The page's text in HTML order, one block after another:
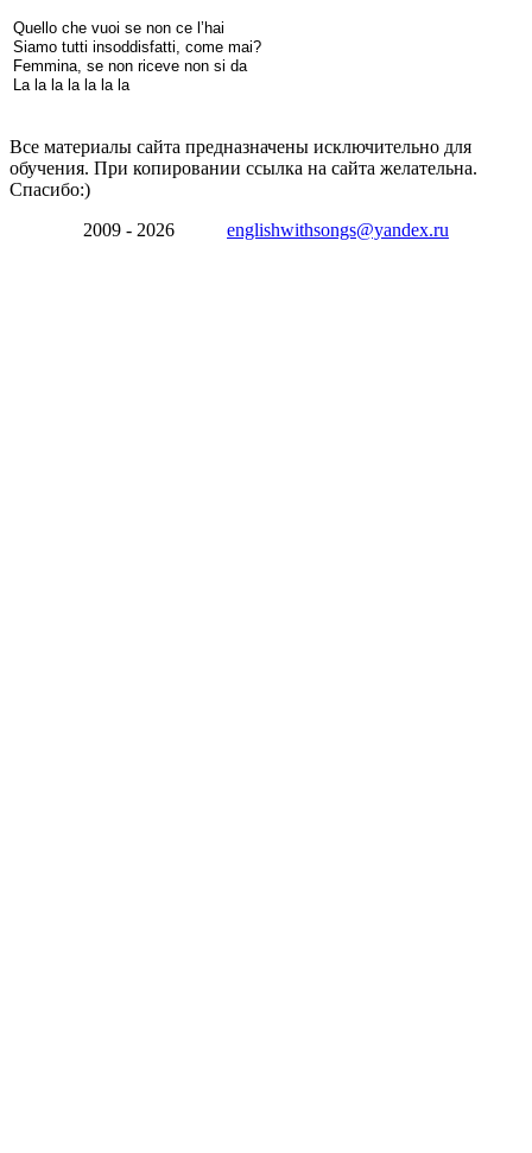
Quello che vuoi se non ce l’hai
Siamo tutti insoddisfatti, come mai?
Femmina, se non riceve non si da
La la la la la la la
Все материалы сайта предназначены исключительно для
обучения. При копировании ссылка на сайта желательна.
Спасибо:)
2009 - 2026 englishwithsongs@yandex.ru